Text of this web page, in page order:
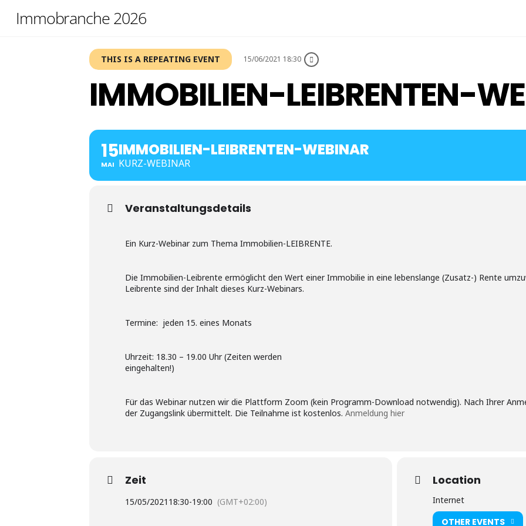
Immobranche 2026
THIS IS A REPEATING EVENT 15/06/2021 18:30
IMMOBILIEN-LEIBRENTEN-
15
MAI
IMMOBILIEN-LEIBRENTEN-WEBINAR
KURZ-WEBINAR
Veranstaltungsdetails
Ein Kurz-Webinar zum Thema Immobilien-LEIBRENTE.
Die Immobilien-Leibrente ermöglicht den Wert einer Immobilie in eine lebenslange (Zusatz-) Rente
Leibrente sind der Inhalt dieses Kurz-Webinars.
Termine: jeden 15. eines Monats
Uhrzeit: 18.30 – 19.00 Uhr (Zeiten werden
eingehalten!)
Für das Webinar nutzen wir die Plattform Zoom (kein Programm-Download notwendig). Nach Ihrer
der Zugangslink übermittelt. Die Teilnahme ist kostenlos. Anmeldung hier
Zeit
15/05/2021 18:30-19:00 (GMT+02:00)
Location
Internet
OTHER EVENTS